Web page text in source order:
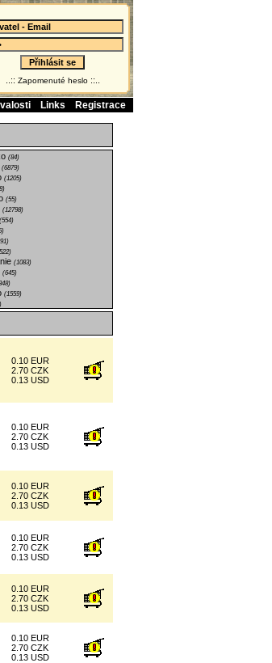
..:: Zapomenuté heslo ::..
Links Registrace
(84)
(6879)
(1205)
(55)
(12798)
(554)
(1083)
(645)
(1559)
0.10 EUR
2.70 CZK
0.13 USD
0.10 EUR
2.70 CZK
0.13 USD
0.10 EUR
2.70 CZK
0.13 USD
0.10 EUR
2.70 CZK
0.13 USD
0.10 EUR
2.70 CZK
0.13 USD
0.10 EUR
2.70 CZK
0.13 USD